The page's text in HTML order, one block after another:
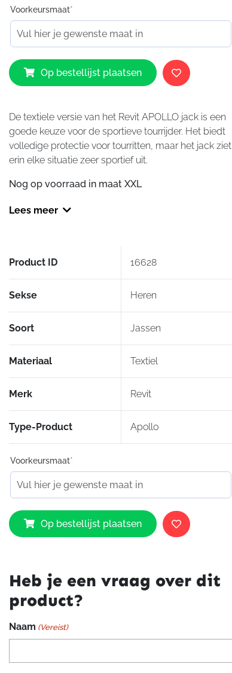
Voorkeursmaat*
Revit
Apollo
Jacket
Op bestellijst plaatsen
De textiele versie van het Revit APOLLO jack is een
goede keuze voor de sportieve tourrijder. Het biedt
volledige protectie voor tourritten, maar het jack ziet
erin elke situatie zeer sportief uit.
Nog op voorraad in maat XXL
Lees meer
Product ID 16628
Sekse Heren
Soort Jassen
Materiaal Textiel
Merk Revit
Type-Product Apollo
Voorkeursmaat*
Revit
Apollo
Jacket
Op bestellijst plaatsen
Heb je een vraag over dit
product?
Naam (Vereist)